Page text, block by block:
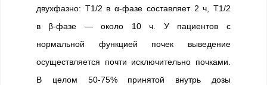
двухфазно: T1/2 в α-фазе составляет 2 ч, T1/2
в β-фазе — около 10 ч. У пациентов с
нормальной функцией почек выведение
осуществляется почти исключительно почками.
В целом 50-75% принятой внутрь дозы